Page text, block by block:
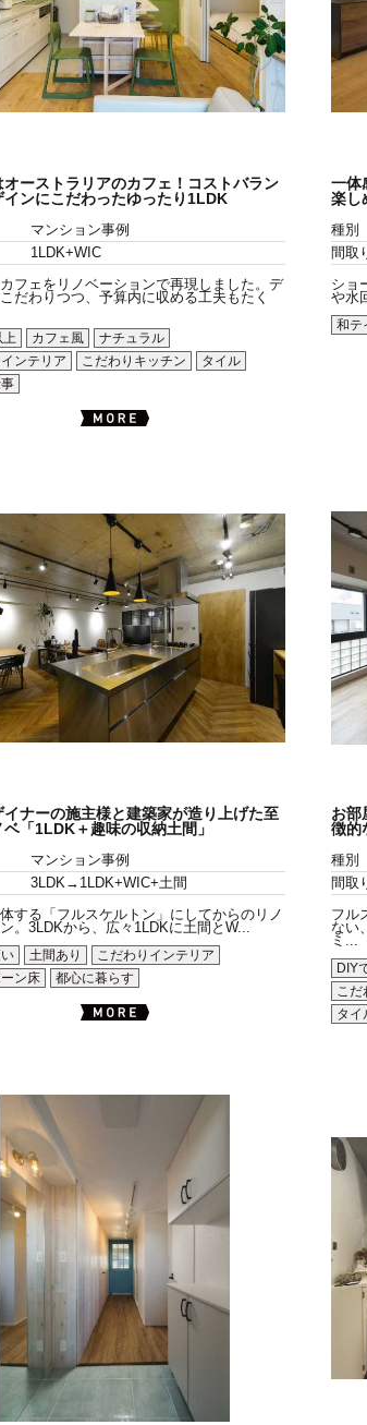
オーストラリアのカフェ！コストバラン
インにこだわったゆったり1LDK
マンション事例
1LDK+WIC
フェをリノベーションで再現しました。デ
だわりつつ、予算内に収める工夫もたく
上
カフェ風
ナチュラル
ンテリア
こだわりキッチン
タイル
一体
楽し
種別
間取
ショ
や水
和テ
イナーの施主様と建築家が造り上げた至
「1LDK＋趣味の収納土間」
マンション事例
3LDK→1LDK+WIC+土間
する「フルスケルトン」にしてからのリノ
。3LDKから、広々1LDKに土間とW...
土間あり
こだわりインテリア
ン床
都心に暮らす
お部
徴的
種別
間取
フル
ない
ミ...
DIY
こだ
タイ